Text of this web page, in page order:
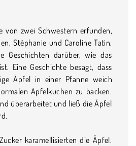
von zwei Schwestern erfunden,
Stéphanie und Caroline Tatin.
Geschichten darüber, wie das
Eine Geschichte besagt, dass
Äpfel in einer Pfanne weich
Apfelkuchen zu backen.
überarbeitet und ließ die Äpfel
karamellisierten die Äpfel.